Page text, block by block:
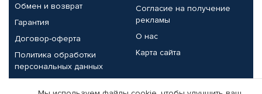
Обмен и возврат
Гарантия
Договор-оферта
Политика обработки
персональных данных
Согласие на получение
рекламы
О нас
Карта сайта